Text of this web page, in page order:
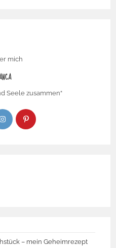
Seele zusammen“
– mein Geheimrezept